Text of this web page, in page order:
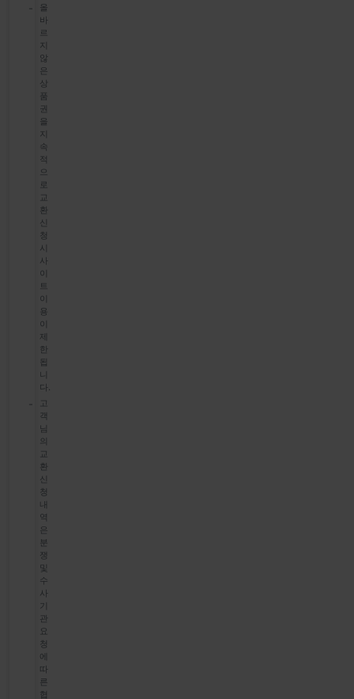
올
바
르
지
않
은
상
품
권
을
지
속
적
으
로
교
환
신
청
시
사
이
트
이
용
이
제
한
됩
니
다.
고
객
님
의
교
환
신
청
내
역
은
분
쟁
및
수
사
기
관
요
청
에
따
른
협